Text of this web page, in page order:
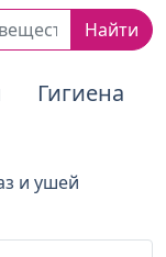
Найти
Гигиена
и ушей